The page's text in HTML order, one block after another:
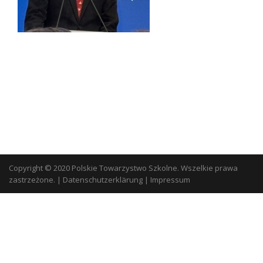
Copyright © 2020 Polskie Towarzystwo Szkolne. Wszelkie prawa
zastrzeżone. | Datenschutzerklärung | Impressum